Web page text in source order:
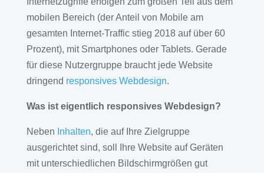
mobilen Bereich (der Anteil von Mobile am
gesamten Internet-Traffic stieg 2018 auf über 60
Prozent), mit Smartphones oder Tablets. Gerade
für diese Nutzergruppe braucht jede Website
dringend responsives Webdesign.
Was ist eigentlich responsives Webdesign?
Neben Inhalten, die auf Ihre Zielgruppe
ausgerichtet sind, soll Ihre Website auf Geräten
mit unterschiedlichen Bildschirmgrößen gut